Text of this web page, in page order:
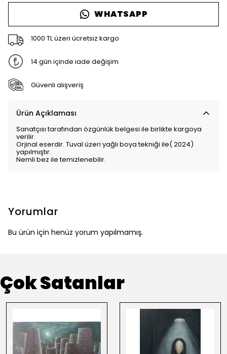
WHATSAPP
1000 TL üzeri ücretsiz kargo
14 gün içinde iade değişim
Güvenli alışveriş
Ürün Açıklaması
Sanatçısı tarafından özgünlük belgesi ile birlikte kargoya
verilir.
Orjinal eserdir. Tuval üzeri yağlı boya tekniği ile( 2024)
yapılmıştır.
Nemli bez ile temizlenebilir.
Yorumlar
Bu ürün için henüz yorum yapılmamış.
Çok Satanlar